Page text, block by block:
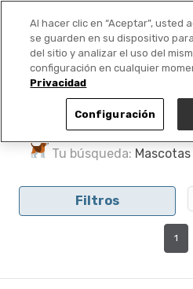
Tu búsqueda:
Filtros
1
Al hacer clic en “Aceptar”, usted
se guarden en su dispositivo
del sitio y analizar el uso del
configuración en cualquier
Privacidad
Configuración